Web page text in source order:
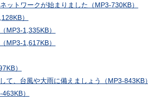
ットワークが始まりました（MP3-730KB）
）
MP3-1,335KB）
MP3-1,617KB）
）
て、台風や大雨に備えましょう（MP3-843KB）
）